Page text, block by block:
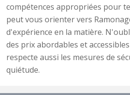
compétences appropriées pour
peut vous orienter vers
d'expérience en la matière.
des prix abordables et
respecte aussi les mesures de
quiétude.